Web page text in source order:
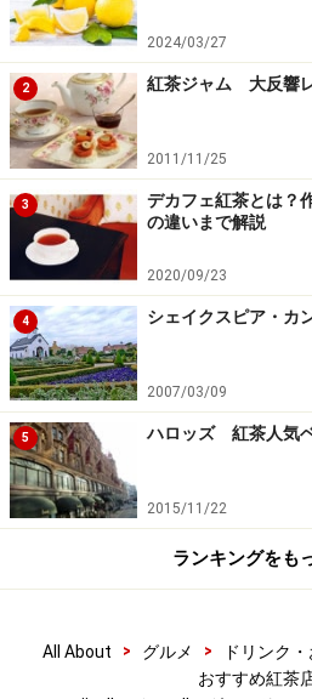
2024/03/27
2 紅茶ジャム 大反響
2011/11/25
3
デカフェ紅茶とは？
の違いまで解説
2020/09/23
4 シェイクスピア・カ
2007/03/09
5 ハロッズ 紅茶人気
2015/11/22
ランキングをも
All About > グルメ > ドリンク
おすすめ紅茶